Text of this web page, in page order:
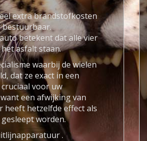
extra brandstofkosten
bestuurbaar.
betekent dat alle vier
asfalt staan.
waarbij de wielen
dat ze exact in een
voor uw
een afwijking van
heeft hetzelfde effect als
worden.
.